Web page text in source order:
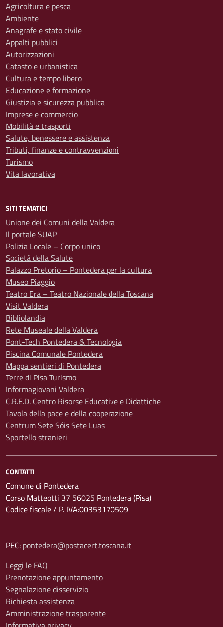
Agricoltura e pesca
Ambiente
Anagrafe e stato civile
Appalti pubblici
Autorizzazioni
Catasto e urbanistica
Cultura e tempo libero
Educazione e formazione
Giustizia e sicurezza pubblica
Imprese e commercio
Mobilità e trasporti
Salute, benessere e assistenza
Tributi, finanze e contravvenzioni
Turismo
Vita lavorativa
SITI TEMATICI
Unione dei Comuni della Valdera
Il portale SUAP
Polizia Locale – Corpo unico
Società della Salute
Palazzo Pretorio – Pontedera per la cultura
Museo Piaggio
Teatro Era – Teatro Nazionale della Toscana
Visit Valdera
Bibliolandia
Rete Museale della Valdera
Pont-Tech Pontedera & Tecnologia
Piscina Comunale Pontedera
Mappa sentieri di Pontedera
Terre di Pisa Turismo
Informagiovani Valdera
C.R.E.D. Centro Risorse Educative e Didattiche
Tavola della pace e della cooperazione
Centrum Sete Sóis Sete Luas
Sportello stranieri
CONTATTI
Comune di Pontedera
Corso Matteotti 37 56025 Pontedera (Pisa)
Codice fiscale / P. IVA:00353170509
PEC: pontedera@postacert.toscana.it
Leggi le FAQ
Prenotazione appuntamento
Segnalazione disservizio
Richiesta assistenza
Amministrazione trasparente